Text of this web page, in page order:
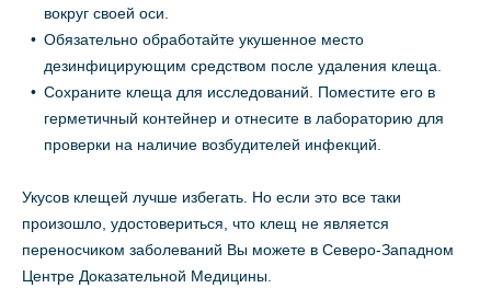
вокруг своей оси.
Обязательно обработайте укушенное место
дезинфицирующим средством после удаления клеща.
Сохраните клеща для исследований. Поместите его в
герметичный контейнер и отнесите в лабораторию для
проверки на наличие возбудителей инфекций.
Укусов клещей лучше избегать. Но если это все таки
произошло, удостовериться, что клещ не является
переносчиком заболеваний Вы можете в Северо-Западном
Центре Доказательной Медицины.